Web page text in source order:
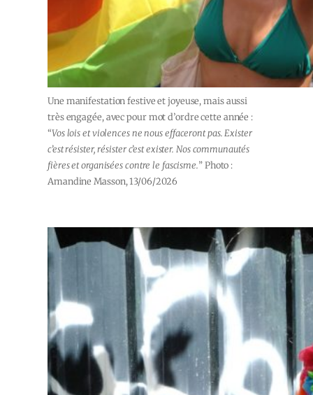
Une manifestation festive et joyeuse, mais aussi
très engagée, avec pour mot d’ordre cette année :
“Vos lois et violences ne nous effaceront pas. Exister
c’est résister, résister c’est exister. Nos communautés
fières et organisées contre le fascisme.” Photo :
Amandine Masson, 13/06/2026